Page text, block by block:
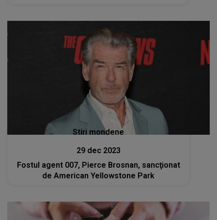
Stiri mondene
29 dec 2023
Fostul agent 007, Pierce Brosnan, sancţionat
de American Yellowstone Park